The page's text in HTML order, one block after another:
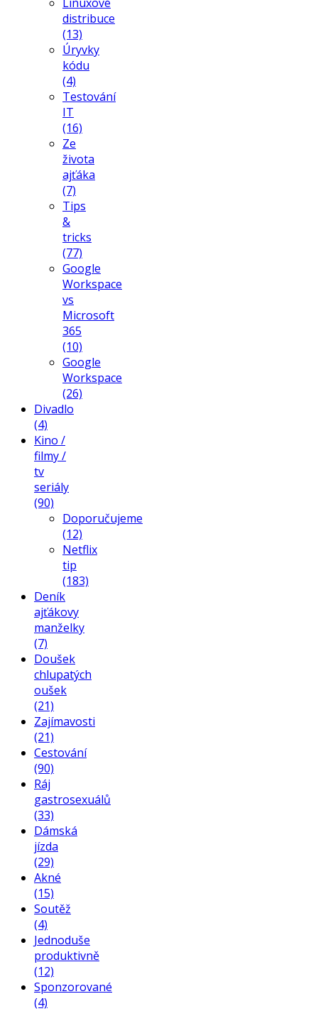
distribuce
(13)
Úryvky
kódu
(4)
Testování
IT
(16)
Ze
života
ajťáka
(7)
Tips
&
tricks
(77)
Google
Workspace
vs
Microsoft
365
(10)
Google
Workspace
(26)
Divadlo
(4)
Kino /
filmy /
tv
seriály
(90)
Doporučujeme
(12)
Netflix
tip
(183)
Deník
ajťákovy
manželky
(7)
Doušek
chlupatých
oušek
(21)
Zajímavosti
(21)
Cestování
(90)
Ráj
gastrosexuálů
(33)
Dámská
jízda
(29)
Akné
(15)
Soutěž
(4)
Jednoduše
produktivně
(12)
Sponzorované
(4)